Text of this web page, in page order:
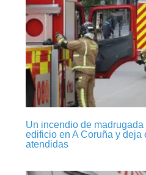
Un incendio de
edificio en A Coruña y deja
atendidas